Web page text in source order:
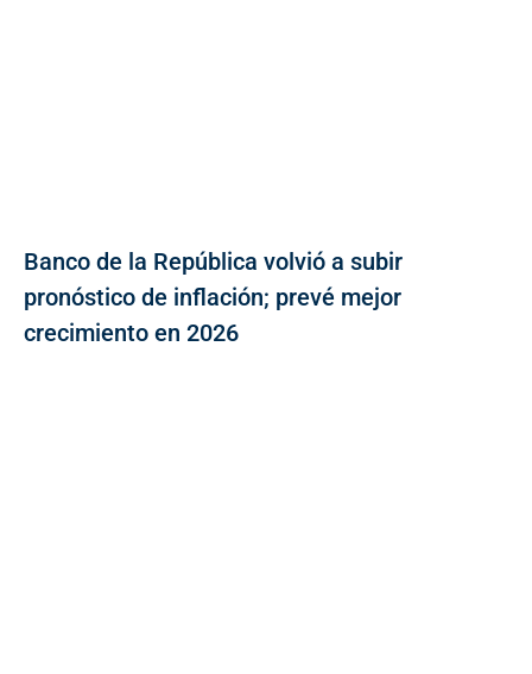
Banco de la República volvió a subir
pronóstico de inflación; prevé mejor
crecimiento en 2026